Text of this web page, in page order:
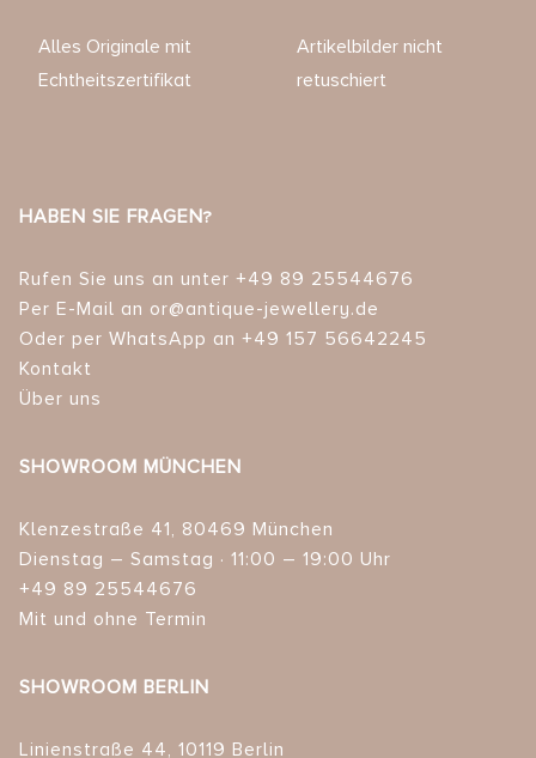
Alles Originale mit
Echtheitszertifikat
Artikelbilder nicht
retuschiert
HABEN SIE FRAGEN?
Rufen Sie uns an unter +49 89 25544676
Per E-Mail an or@antique-jewellery.de
Oder per WhatsApp an +49 157 56642245
Kontakt
Über uns
SHOWROOM MÜNCHEN
Klenzestraße 41, 80469 München
Dienstag – Samstag · 11:00 – 19:00 Uhr
+49 89 25544676
Mit und ohne Termin
SHOWROOM BERLIN
Linienstraße 44, 10119 Berlin